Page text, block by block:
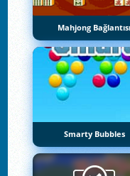
Mahjong Bağlantısı
Smarty Bubbles